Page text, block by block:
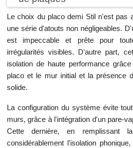
Le choix du placo demi Stil n'est pas
une série d'atouts non négligeables.
est impeccable et prête pour
irrégularités visibles. D'autre part,
isolation de haute performance
placo et le mur initial et la présence
solide.
La configuration du système évite
murs, grâce à l'intégration d'un pare-
Cette dernière, en remplissant
considérablement l'isolation